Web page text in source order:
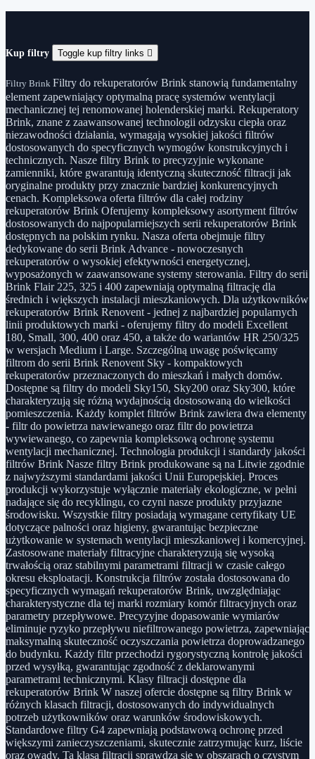
Kup filtry Toggle kup filtry links 
Filtry Brink Filtry do rekuperatorów Brink stanowią fundamentalny
element zapewniający optymalną pracę systemów wentylacji
mechanicznej tej renomowanej holenderskiej marki. Rekuperatory
Brink, znane z zaawansowanej technologii odzysku ciepła oraz
niezawodności działania, wymagają wysokiej jakości filtrów
dostosowanych do specyficznych wymogów konstrukcyjnych i
technicznych. Nasze filtry Brink to precyzyjnie wykonane
zamienniki, które gwarantują identyczną skuteczność filtracji jak
oryginalne produkty przy znacznie bardziej konkurencyjnych
cenach. Kompleksowa oferta filtrów dla całej rodziny
rekuperatorów Brink Oferujemy kompleksowy asortyment filtrów
dostosowanych do najpopularniejszych serii rekuperatorów Brink
dostępnych na polskim rynku. Nasza oferta obejmuje filtry
dedykowane do serii Brink Advance - nowoczesnych
rekuperatorów o wysokiej efektywności energetycznej,
wyposażonych w zaawansowane systemy sterowania. Filtry do serii
Brink Flair 225, 325 i 400 zapewniają optymalną filtrację dla
średnich i większych instalacji mieszkaniowych. Dla użytkowników
rekuperatorów Brink Renovent - jednej z najbardziej popularnych
linii produktowych marki - oferujemy filtry do modeli Excellent
180, Small, 300, 400 oraz 450, a także do wariantów HR 250/325
w wersjach Medium i Large. Szczególną uwagę poświęcamy
filtrom do serii Brink Renovent Sky - kompaktowych
rekuperatorów przeznaczonych do mieszkań i małych domów.
Dostępne są filtry do modeli Sky150, Sky200 oraz Sky300, które
charakteryzują się różną wydajnością dostosowaną do wielkości
pomieszczenia. Każdy komplet filtrów Brink zawiera dwa elementy
- filtr do powietrza nawiewanego oraz filtr do powietrza
wywiewanego, co zapewnia kompleksową ochronę systemu
wentylacji mechanicznej. Technologia produkcji i standardy jakości
filtrów Brink Nasze filtry Brink produkowane są na Litwie zgodnie
z najwyższymi standardami jakości Unii Europejskiej. Proces
produkcji wykorzystuje wyłącznie materiały ekologiczne, w pełni
nadające się do recyklingu, co czyni nasze produkty przyjazne
środowisku. Wszystkie filtry posiadają wymagane certyfikaty UE
dotyczące palności oraz higieny, gwarantując bezpieczne
użytkowanie w systemach wentylacji mieszkaniowej i komercyjnej.
Zastosowane materiały filtracyjne charakteryzują się wysoką
trwałością oraz stabilnymi parametrami filtracji w czasie całego
okresu eksploatacji. Konstrukcja filtrów została dostosowana do
specyficznych wymagań rekuperatorów Brink, uwzględniając
charakterystyczne dla tej marki rozmiary komór filtracyjnych oraz
parametry przepływowe. Precyzyjne dopasowanie wymiarów
eliminuje ryzyko przepływu niefiltrowanego powietrza, zapewniając
maksymalną skuteczność oczyszczania powietrza doprowadzanego
do budynku. Każdy filtr przechodzi rygorystyczną kontrolę jakości
przed wysyłką, gwarantując zgodność z deklarowanymi
parametrami technicznymi. Klasy filtracji dostępne dla
rekuperatorów Brink W naszej ofercie dostępne są filtry Brink w
różnych klasach filtracji, dostosowanych do indywidualnych
potrzeb użytkowników oraz warunków środowiskowych.
Standardowe filtry G4 zapewniają podstawową ochronę przed
większymi zanieczyszczeniami, skutecznie zatrzymując kurz, liście
oraz owady. Ta klasa filtracji sprawdza się w obszarach o czystym